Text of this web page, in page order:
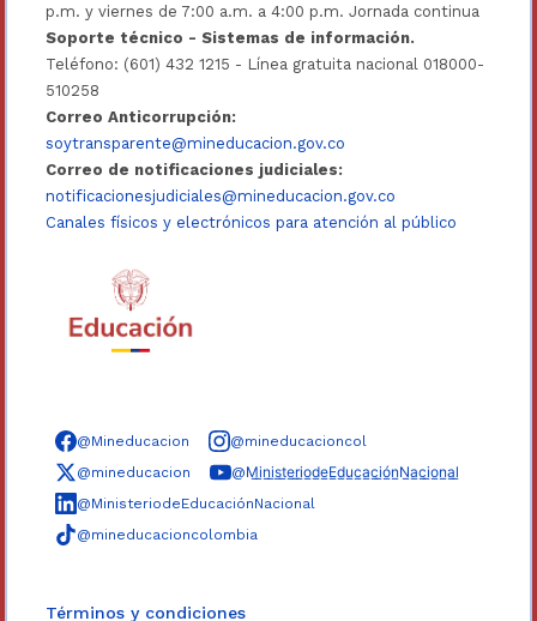
p.m. y viernes de 7:00 a.m. a 4:00 p.m. Jornada continua
Soporte técnico - Sistemas de información.
Teléfono: (601) 432 1215 - Línea gratuita nacional 018000-
510258
Correo Anticorrupción:
soytransparente@mineducacion.gov.co
Correo de notificaciones judiciales:
notificacionesjudiciales@mineducacion.gov.co
Canales físicos y electrónicos para atención al público
Síguenos en redes sociales
@Mineducacion
@mineducacioncol
@mineducacion
@M̲i̲n̲i̲s̲t̲e̲r̲i̲o̲d̲e̲E̲d̲u̲c̲a̲c̲i̲ó̲n̲N̲a̲c̲i̲o̲n̲a̲l̲
@MinisteriodeEducaciónNacional
@mineducacioncolombia
Términos y condiciones